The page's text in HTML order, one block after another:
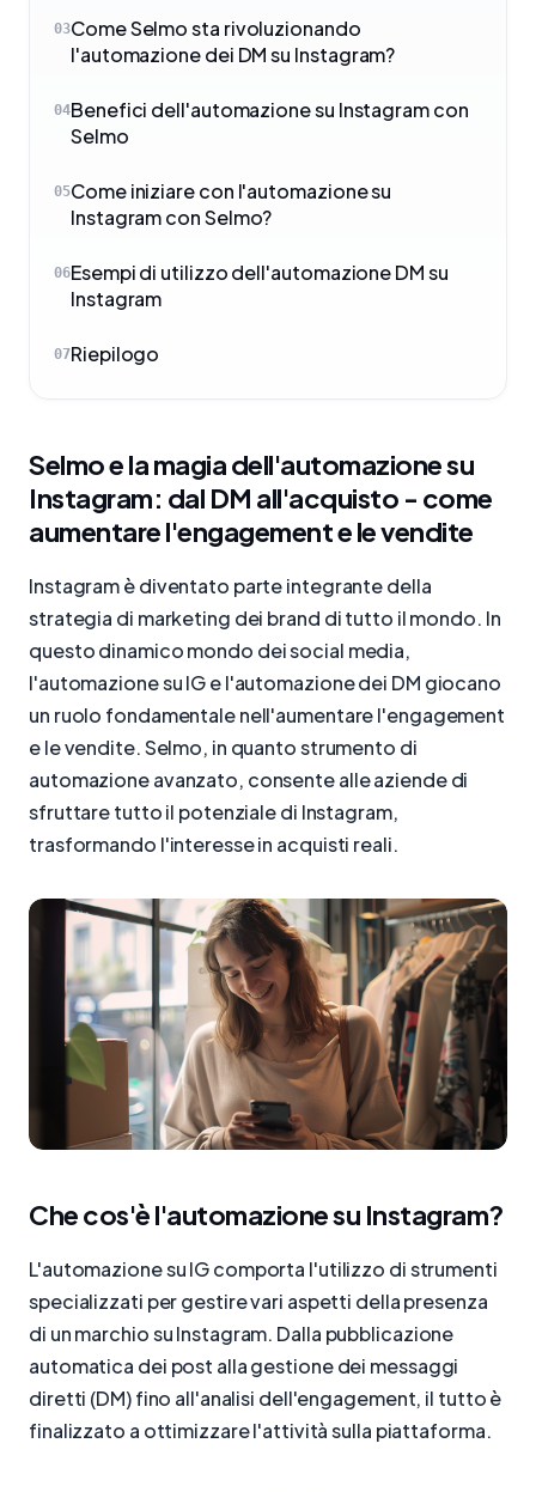
03Come Selmo sta rivoluzionando
l'automazione dei DM su Instagram?
04Benefici dell'automazione su Instagram con
Selmo
05Come iniziare con l'automazione su
Instagram con Selmo?
06Esempi di utilizzo dell'automazione DM su
Instagram
07Riepilogo
Selmo e la magia dell'automazione su
Instagram: dal DM all'acquisto - come
aumentare l'engagement e le vendite
Instagram è diventato parte integrante della
strategia di marketing dei brand di tutto il mondo. In
questo dinamico mondo dei social media,
l'automazione su IG e l'automazione dei DM giocano
un ruolo fondamentale nell'aumentare l'engagement
e le vendite. Selmo, in quanto strumento di
automazione avanzato, consente alle aziende di
sfruttare tutto il potenziale di Instagram,
trasformando l'interesse in acquisti reali.
Che cos'è l'automazione su Instagram?
L'automazione su IG comporta l'utilizzo di strumenti
specializzati per gestire vari aspetti della presenza
di un marchio su Instagram. Dalla pubblicazione
automatica dei post alla gestione dei messaggi
diretti (DM) fino all'analisi dell'engagement, il tutto è
finalizzato a ottimizzare l'attività sulla piattaforma.